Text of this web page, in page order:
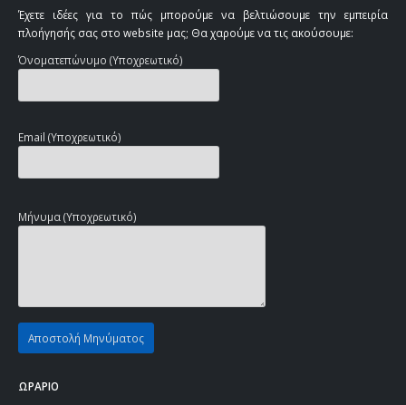
Έχετε ιδέες για το πώς μπορούμε να βελτιώσουμε την εμπειρία
πλοήγησής σας στο website μας; Θα χαρούμε να τις ακούσουμε:
Όνοματεπώνυμο (Υποχρεωτικό)
Email (Υποχρεωτικό)
Μήνυμα (Υποχρεωτικό)
ΩΡΑΡΙΟ